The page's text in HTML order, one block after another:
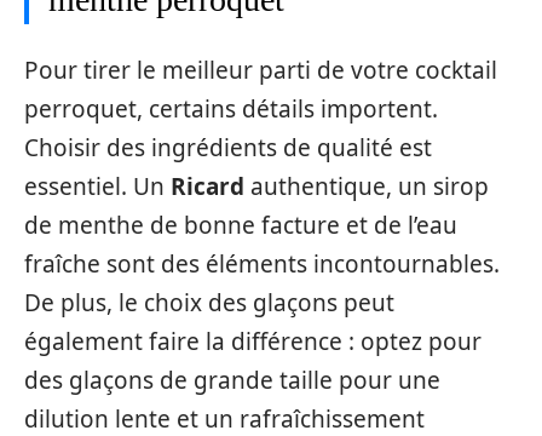
Pour tirer le meilleur parti de votre cocktail
perroquet, certains détails importent.
Choisir des ingrédients de qualité est
essentiel. Un Ricard authentique, un sirop
de menthe de bonne facture et de l’eau
fraîche sont des éléments incontournables.
De plus, le choix des glaçons peut
également faire la différence : optez pour
des glaçons de grande taille pour une
dilution lente et un rafraîchissement